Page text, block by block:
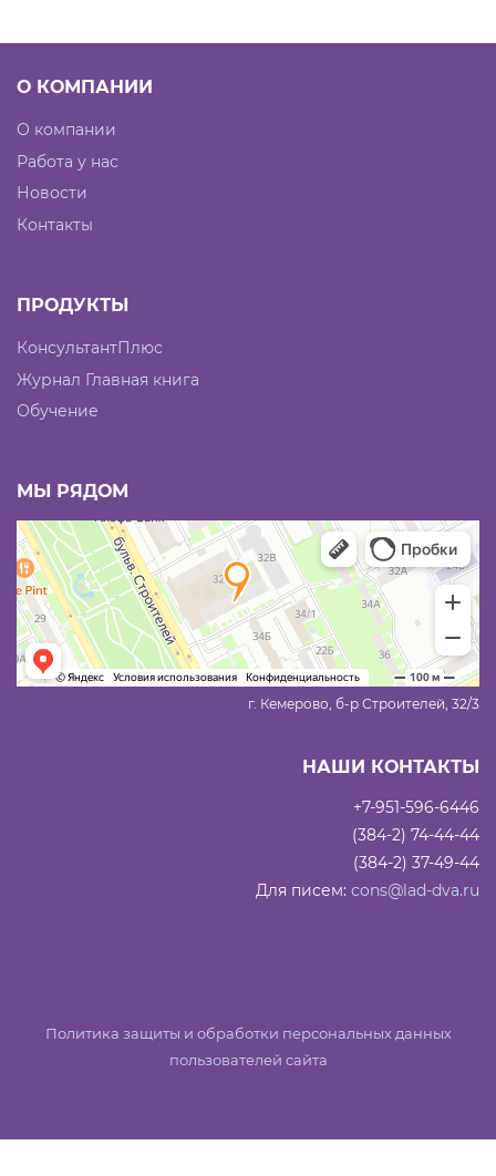
О КОМПАНИИ
О компании
Работа у нас
Новости
Контакты
ПРОДУКТЫ
КонсультантПлюс
Журнал Главная книга
Обучение
МЫ РЯДОМ
г. Кемерово, б-р Строителей, 32/3
НАШИ КОНТАКТЫ
+7-951-596-6446
(384-2) 74-44-44
(384-2) 37-49-44
Для писем: cons@lad-dva.ru
Политика защиты и обработки персональных данных
пользователей сайта